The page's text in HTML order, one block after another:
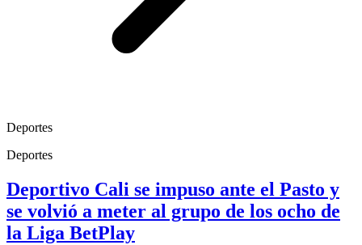
Deportes
Deportes
Deportivo Cali se impuso ante el Pasto y
se volvió a meter al grupo de los ocho de
la Liga BetPlay